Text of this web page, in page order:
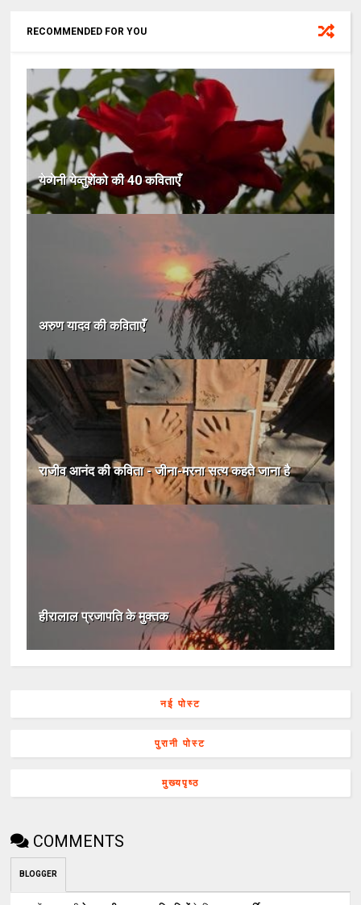
RECOMMENDED FOR YOU
येव्‍गेनी येव्‍तुशेंको की 40 कविताएँ
अरुण यादव की कविताएँ
राजीव आनंद की कविता - जीना-मरना सत्‍य कहते जाना है
हीरालाल प्रजापति के मुक्तक
नई पोस्ट
पुरानी पोस्ट
मुख्यपृष्ठ
COMMENTS
BLOGGER